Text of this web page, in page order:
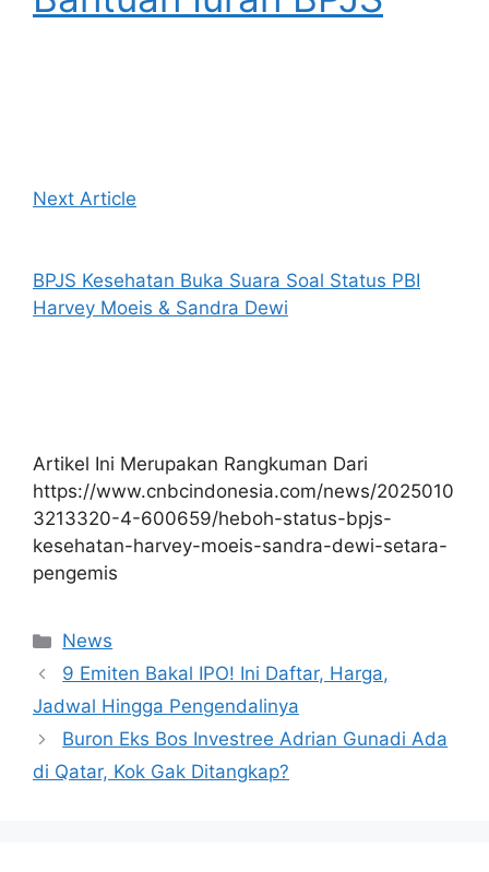
Next Article
BPJS Kesehatan Buka Suara Soal Status PBI
Harvey Moeis & Sandra Dewi
Artikel Ini Merupakan Rangkuman Dari
https://www.cnbcindonesia.com/news/2025010
3213320-4-600659/heboh-status-bpjs-
kesehatan-harvey-moeis-sandra-dewi-setara-
pengemis
Kategori
News
9 Emiten Bakal IPO! Ini Daftar, Harga,
Jadwal Hingga Pengendalinya
Buron Eks Bos Investree Adrian Gunadi Ada
di Qatar, Kok Gak Ditangkap?